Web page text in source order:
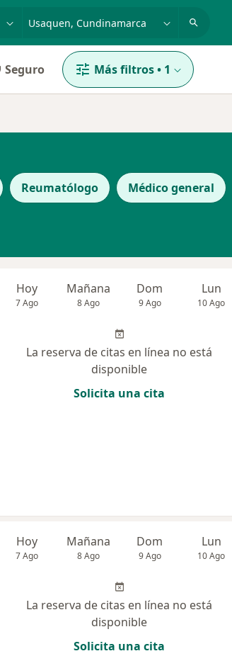
Seguro Más filtros• 1
Reumatólogo Médico general
Hoy
7 Ago
Mañana
8 Ago
Dom
9 Ago
Lun
10 Ago
La reserva de citas en línea no está
disponible
Solicita una cita
Hoy
7 Ago
Mañana
8 Ago
Dom
9 Ago
Lun
10 Ago
La reserva de citas en línea no está
disponible
Solicita una cita